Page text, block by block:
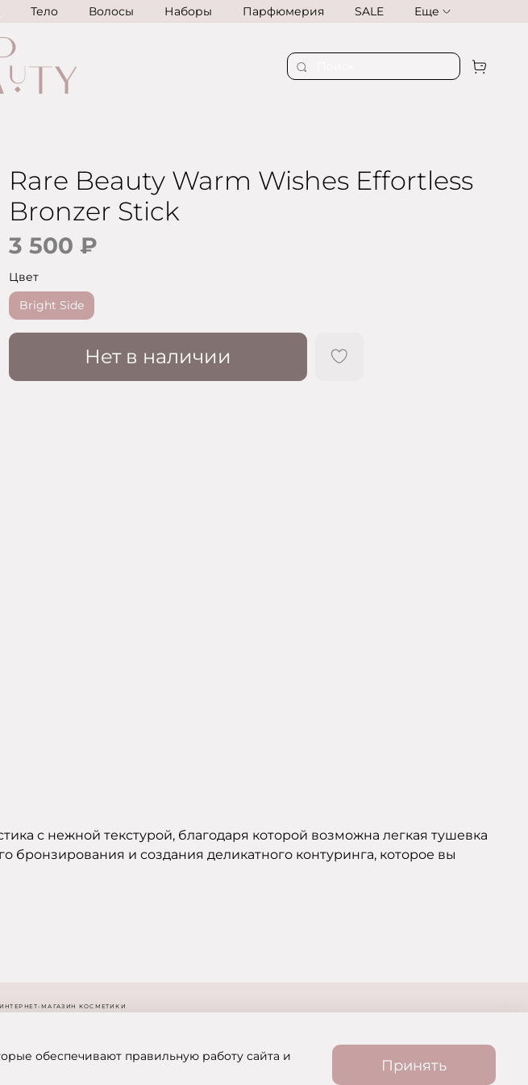
Тело Волосы Наборы Парфюмерия SALE Еще
Rare Beauty Warm Wishes Effortless
Bronzer Stick
3 500 ₽
Нет в наличии
Цвет
Bright Side
с нежной текстурой, благодаря которой возможна легкая тушевка
бронзирования и создания деликатного контуринга, которое вы
ИНТЕРНЕТ-МАГАЗИН КОСМЕТИКИ
обеспечивают правильную работу сайта и
Принять